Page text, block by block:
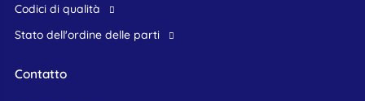
Codici di qualità
Stato dell'ordine delle parti
Contatto